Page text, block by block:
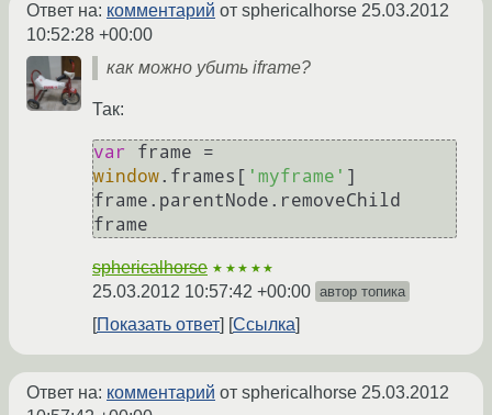
Ответ на: комментарий от sphericalhorse 25.03.2012
10:52:28 +00:00
как можно убить iframe?
Так:
var
window. frames [ 'myframe' ]
frame. parentNode . removeChild
frame
sphericalhorse ★★★★★
25.03.2012 10:57:42 +00:00 автор топика
Показать ответ Ссылка
Ответ на: комментарий от sphericalhorse 25.03.2012